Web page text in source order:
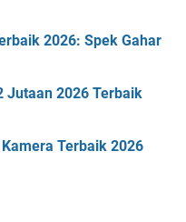
2026: Spek Gahar
Jutaan 2026 Terbaik
Terbaik 2026